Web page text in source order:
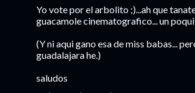
Yo vote por el arbolito ;)...ah que
guacamole cinematografico... un
(Y ni aqui gano esa de miss babas...
guadalajara he.)
saludos